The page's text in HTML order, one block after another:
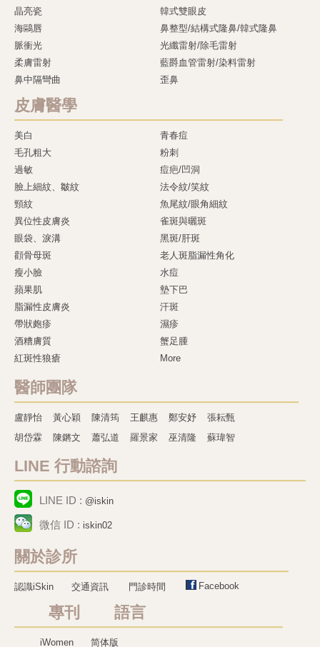
晶亮瓷
韓式雙眼皮
海鷗唇
鼻整型/結構式隆鼻/韓式隆鼻
脈衝光
光纖雷射/除毛雷射
柔膚雷射
藍爵血管雷射/染料雷射
鼻中隔彎曲
歪鼻
皮膚醫學
美白
青春痘
毛孔粗大
粉刺
過敏
痘疤/凹洞
臉上細紋、皺紋
法令紋/笑紋
頸紋
魚尾紋/眼角細紋
異位性皮膚炎
雀斑與曬斑
眼袋、淚溝
黑斑/肝斑
顴骨母斑
老人斑脂漏性角化
瘦小臉
水痘
蘋果肌
墊下巴
脂漏性皮膚炎
汗斑
帶狀皰疹
濕疹
酒糟膚質
蟹足腫
紅斑性狼瘡
More
醫師團隊
盧靜怡 黃心穎 陳清筠 王麒惠 鄭安妤
張耘甄
胡岱霖
陳鏘文 蕭弘道 羅景家 巫清隆 蘇瑋智
LINE 行動諮詢
LINE ID : @iskin
微信 ID : iskin02
關於診所
認識iSkin 交通資訊 門診時間 Facebook
專刊 語言
iWomen 简体版